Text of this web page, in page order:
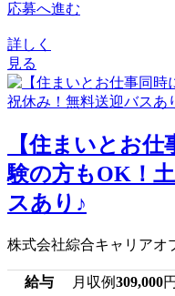
応募へ進む
詳しく
見る
【住まいとお
験の方もOK！
スあり♪
株式会社綜合キャリアオ
給与 月収例309,000円